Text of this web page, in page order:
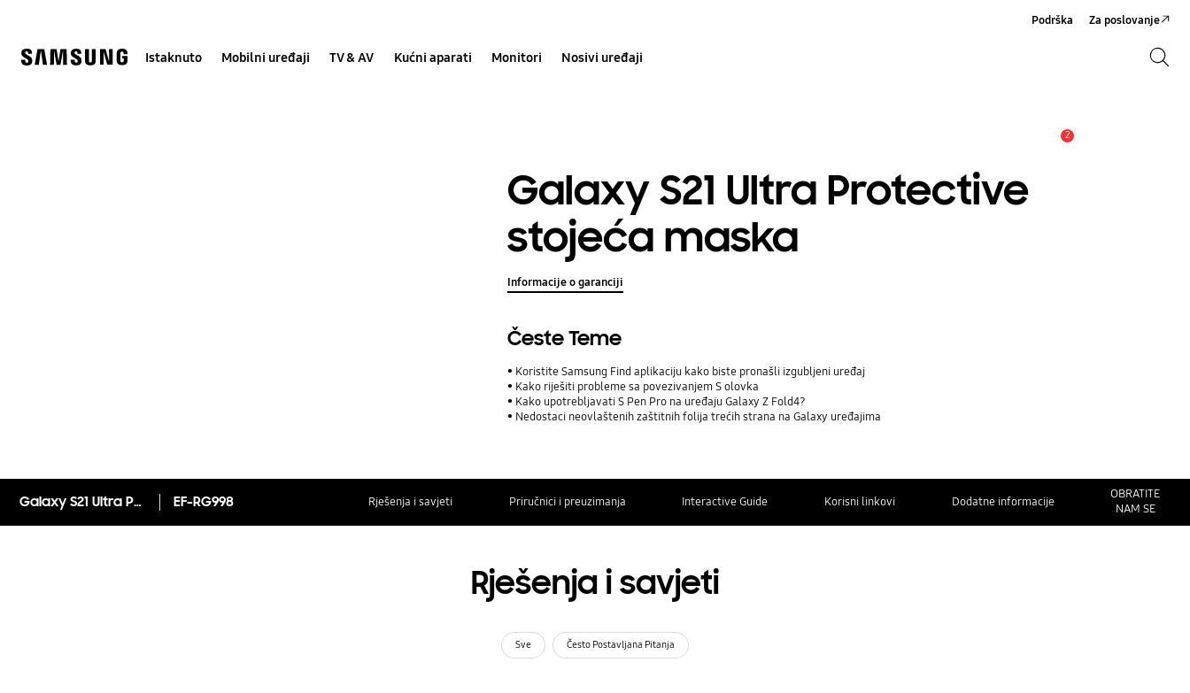
help
Istaknuto Mobilni uređaji TV & AV Kućni aparati Monitori Nosivi uređaji
Podrška Za poslovanje
2
Galaxy S21 Ultra Protective
stojeća maska
Informacije o garanciji
Česte Teme
Koristite Samsung Find aplikaciju kako biste pronašli izgubljeni uređaj
Kako riješiti probleme sa povezivanjem S olovka
Kako upotrebljavati S Pen Pro na uređaju Galaxy Z Fold4?
Nedostaci neovlaštenih zaštitnih folija trećih strana na Galaxy uređajima
Galaxy S21 Ultra Protective stojeća maska EF-RG998 Rješenja i savjeti Priručnici i preuzimanja Interactive Guide Korisni linkovi Dodatne informacije
OBRATITE
NAM SE
Rješenja i savjeti
Sve Često Postavljana Pitanja